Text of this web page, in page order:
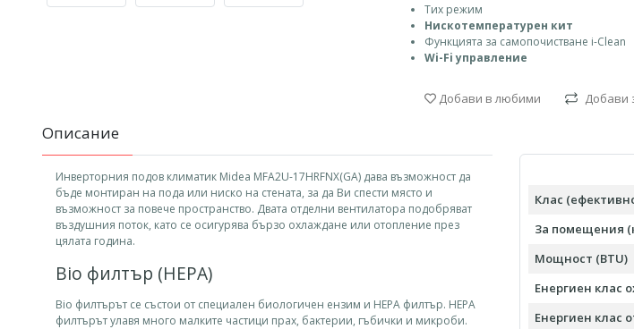
Тих режим
Нискотемпературен кит
Функцията за самопочистване i-Clean
Wi-Fi управление
Добави в любими Добави
Описание
Инверторния подов климатик Midea MFA2U-17HRFNX(GA) дава възможност да
бъде монтиран на пода или ниско на стената, за да Ви спести място и
възможност за повече пространство. Двата отделни вентилатора подобряват
въздушния поток, като се осигурява бързо охлаждане или отопление през
цялата година.
Bio филтър (HEPA)
Bio филтърът се състои от специален биологичен ензим и HEPA филтър. HEPA
филтърът улавя много малките частици прах, бактерии, гъбички и микроби.
Клас
За помещения
Мощност (BTU)
Енергиен клас
Енергиен клас